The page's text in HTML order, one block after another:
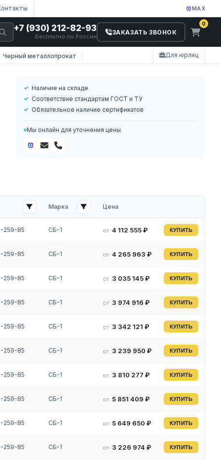
MAX
+7 (930) 212-82-93
Бесплатно по России
ЗАКАЗАТЬ ЗВОНОК
0
Черный металлопрокат Для юрлиц
Наличие на складе
Соответствие стандартам ГОСТ и ТУ
Обязательное наличие сертификатов
Мы онлайн для уточнения цены
Марка Цена
259-85 СБ-1 от 4 112 555 ₽ КУПИТЬ
259-85 СБ-1 от 4 265 963 ₽ КУПИТЬ
259-85 СБ-1 от 3 035 145 ₽ КУПИТЬ
259-85 СБ-1 от 3 974 916 ₽ КУПИТЬ
259-85 СБ-1 от 3 342 121 ₽ КУПИТЬ
259-85 СБ-1 от 3 239 950 ₽ КУПИТЬ
259-85 СБ-1 от 3 810 277 ₽ КУПИТЬ
259-85 СБ-1 от 5 851 409 ₽ КУПИТЬ
259-85 СБ-1 от 5 649 650 ₽ КУПИТЬ
259-85 СБ-1 от 3 226 974 ₽ КУПИТЬ